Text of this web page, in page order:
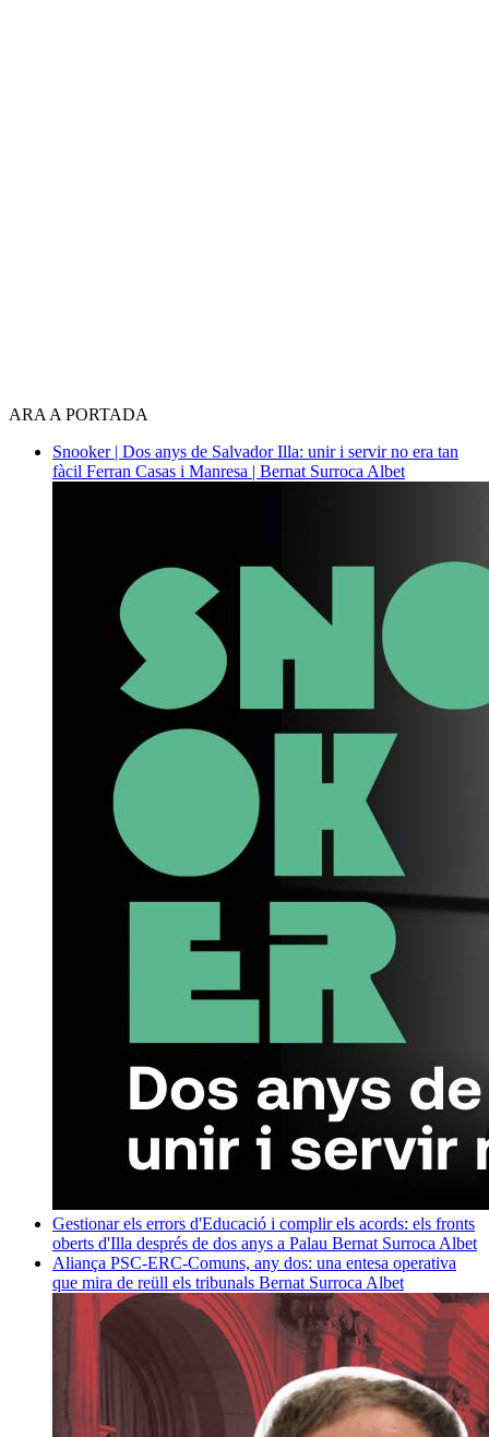
ARA A PORTADA
Snooker | Dos anys de Salvador Illa: unir i servir no era tan
fàcil Ferran Casas i Manresa | Bernat Surroca Albet
Gestionar els errors d'Educació i complir els acords: els fronts
oberts d'Illa després de dos anys a Palau Bernat Surroca Albet
Aliança PSC-ERC-Comuns, any dos: una entesa operativa
que mira de reüll els tribunals Bernat Surroca Albet